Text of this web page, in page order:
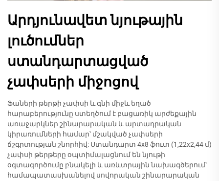
Արդյունավետ նյութային
լուծումներ
ստանդարտացված
չափսերի միջոցով
Ֆաների թերթի չափսի և գնի միջև եղած
հարաբերությունը ստեղծում է բացառիկ արժեքային
առաջարկներ շինարարական և արտադրական
կիրառումների համար՝ մշակված չափսերի
ճշգրտության շնորհիվ: Ստանդարտ 4x8 ֆուտ (1,22x2,44 մ)
չափսի թերթերը օպտիմալացնում են նյութի
օգտագործումը բնակելի և առևտրային նախագծերում՝
համապատասխանելով սովորական շինարարական